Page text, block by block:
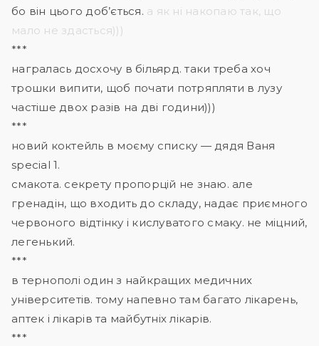
бо він цього доб’ється. а як ні накопаю так, що
мало не здасться)))
***
награлась досхочу в більярд. таки треба хоч
трошки випити, щоб почати потряпляти в лузу
частіше двох разів на дві години)))
***
новий коктейль в моєму списку — дядя Ваня
special 1.
смакота. секрету пропорцій не знаю. але
гренадін, що входить до складу, надає приємного
червоного відтінку і кислуватого смаку. не міцний,
легенький.
***
в тернополі один з найкращих медичних
університетів. тому напевно там багато лікарень,
аптек і лікарів та майбутніх лікарів.
***